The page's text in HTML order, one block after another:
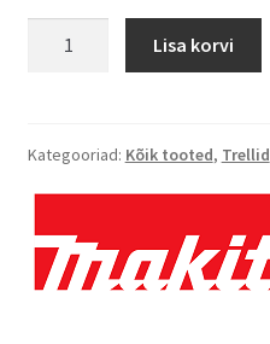
Lisa korvi
Kategooriad: Kõik tooted, Trellid